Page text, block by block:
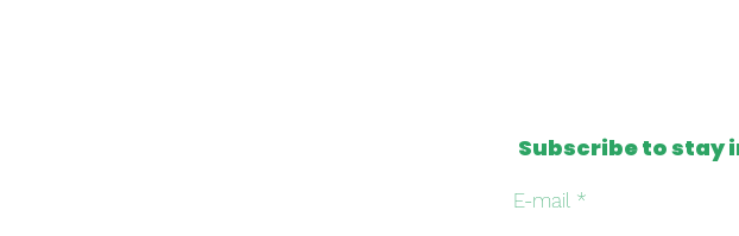
Subscribe to stay
E-mail